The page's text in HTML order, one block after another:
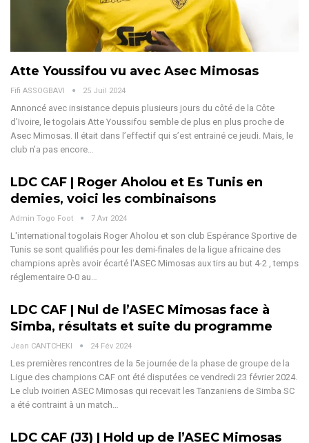
Atte Youssifou vu avec Asec Mimosas
Fifi ASSOGBAVI 25 Juil 2024
Annoncé avec insistance depuis plusieurs jours du côté de la Côte
d’Ivoire, le togolais Atte Youssifou semble de plus en plus proche de
Asec Mimosas. Il était dans l’effectif qui s’est entrainé ce jeudi. Mais, le
club n’a pas encore…
LDC CAF | Roger Aholou et Es Tunis en
demies, voici les combinaisons
Admin Togo Foot 7 Avr 2024
L'international togolais Roger Aholou et son club Espérance Sportive de
Tunis se sont qualifiés pour les demi-finales de la ligue africaine des
champions après avoir écarté l'ASEC Mimosas aux tirs au but 4-2 , temps
réglementaire 0-0 au…
LDC CAF | Nul de l’ASEC Mimosas face à
Simba, résultats et suite du programme
Jean CANTCHEKI 24 Fév 2024
Les premières rencontres de la 5e journée de la phase de groupe de la
Ligue des champions CAF ont été disputées ce vendredi 23 février 2024.
Le club ivoirien ASEC Mimosas qui recevait les Tanzaniens de Simba SC
a été contraint à un match…
LDC CAF (J3) | Hold up de l’ASEC Mimosas